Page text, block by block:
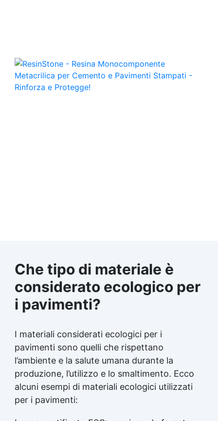
Che tipo di materiale è
considerato ecologico per
i pavimenti?
I materiali considerati ecologici per i
pavimenti sono quelli che rispettano
l’ambiente e la salute umana durante la
produzione, l’utilizzo e lo smaltimento. Ecco
alcuni esempi di materiali ecologici utilizzati
per i pavimenti: